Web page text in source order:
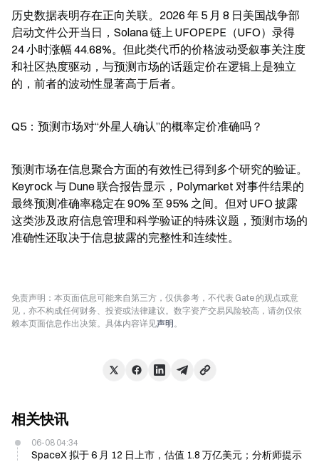
历史数据表明存在正向关联。2026 年 5 月 8 日美国战争部
启动文件公开当日，Solana 链上 UFOPEPE（UFO）录得
24 小时涨幅 44.68%。但此类代币的价格波动受叙事关注度
和社区热度驱动，与预测市场的话题定价在逻辑上是独立
的，前者的波动性显著高于后者。
Q5：预测市场对“外星人确认”的概率定价准确吗？
预测市场在信息聚合方面的有效性已得到多个研究的验证。
Keyrock 与 Dune 联合报告显示，Polymarket 对事件结果的
最终预测准确率稳定在 90% 至 95% 之间。但对 UFO 披露
这类涉及政府信息管理和科学验证的特殊议题，预测市场的
准确性还取决于信息披露的完整性和连续性。
免责声明：本页面信息可能来自第三方，仅供参考，不代表 Gate 的观点或意
见，亦不构成任何财务、投资或法律建议。数字资产交易风险较高，请勿仅依
赖本页面信息作出决策。具体内容详见声明 。
相关快讯
06-08 04:34
SpaceX 拟于 6 月 12 日上市，估值 1.8 万亿美元；分析师提示